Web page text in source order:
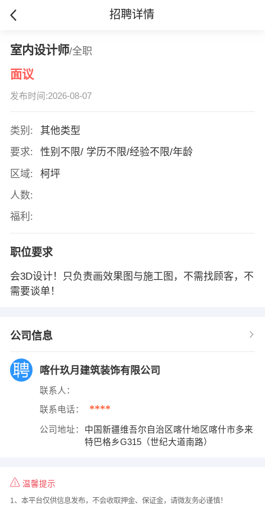
招聘详情
室内设计师/全职
面议
发布时间:2026-08-07
类别:
其他类型
要求:
性别不限/ 学历不限/经验不限/年龄
区域:
柯坪
人数:
福利:
职位要求
会3D设计！只负责画效果图与施工图，不需找顾客，不
需要谈单！
公司信息
喀什玖月建筑装饰有限公司
联系人：
联系电话： ****
公司地址：
中国新疆维吾尔自治区喀什地区喀什市多来
特巴格乡G315（世纪大道南路）
温馨提示
1、本平台仅供信息发布，不会收取押金、保证金，请微友务必谨慎！